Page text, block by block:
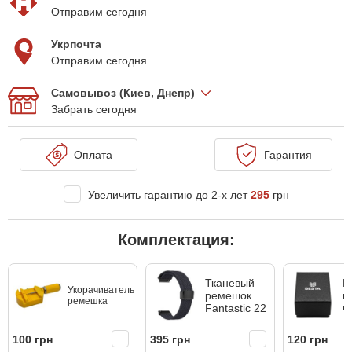
Отправим сегодня
Укрпочта
Отправим сегодня
Самовывоз (Киев, Днепр)
Забрать сегодня
Оплата Гарантия
Увеличить гарантию до 2-х лет295 грн
Комплектация:
Укорачиватель
ремешка
100 грн
Тканевый
ремешок
Fantastic 22
395 грн 120 грн